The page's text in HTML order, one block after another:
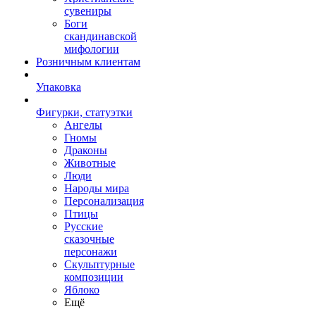
сувениры
Боги
скандинавской
мифологии
Розничным клиентам
Упаковка
Фигурки, статуэтки
Ангелы
Гномы
Драконы
Животные
Люди
Народы мира
Персонализация
Птицы
Русские
сказочные
персонажи
Скульптурные
композиции
Яблоко
Ещё